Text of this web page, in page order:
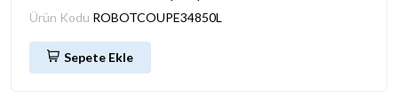
Ürün Kodu ROBOTCOUPE34850L
Sepete Ekle